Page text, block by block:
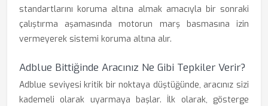
standartlarını koruma altına almak amacıyla bir sonraki
çalıştırma aşamasında motorun marş basmasına izin
vermeyerek sistemi koruma altına alır.
Adblue Bittiğinde Aracınız Ne Gibi Tepkiler Verir?
Adblue seviyesi kritik bir noktaya düştüğünde, aracınız sizi
kademeli olarak uyarmaya başlar. İlk olarak, gösterge